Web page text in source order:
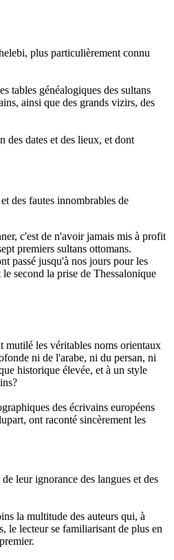
plus particulièrement connu
tables généalogiques des sultans
ainsi que des grands vizirs, des
dates et des lieux, et dont
des fautes innombrables de
c'est de n'avoir jamais mis à profit
premiers sultans ottomans.
passé jusqu'à nos jours pour les
second la prise de Thessalonique
mutilé les véritables noms orientaux
ni de l'arabe, ni du persan, ni
historique élevée, et à un style
des écrivains européens
ont raconté sincèrement les
leur ignorance des langues et des
la multitude des auteurs qui, à
le lecteur se familiarisant de plus en